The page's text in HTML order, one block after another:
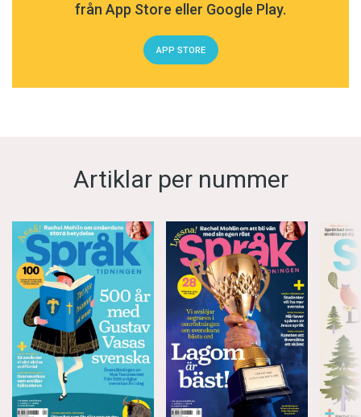
från App Store eller Google Play.
APP STORE
Artiklar per nummer